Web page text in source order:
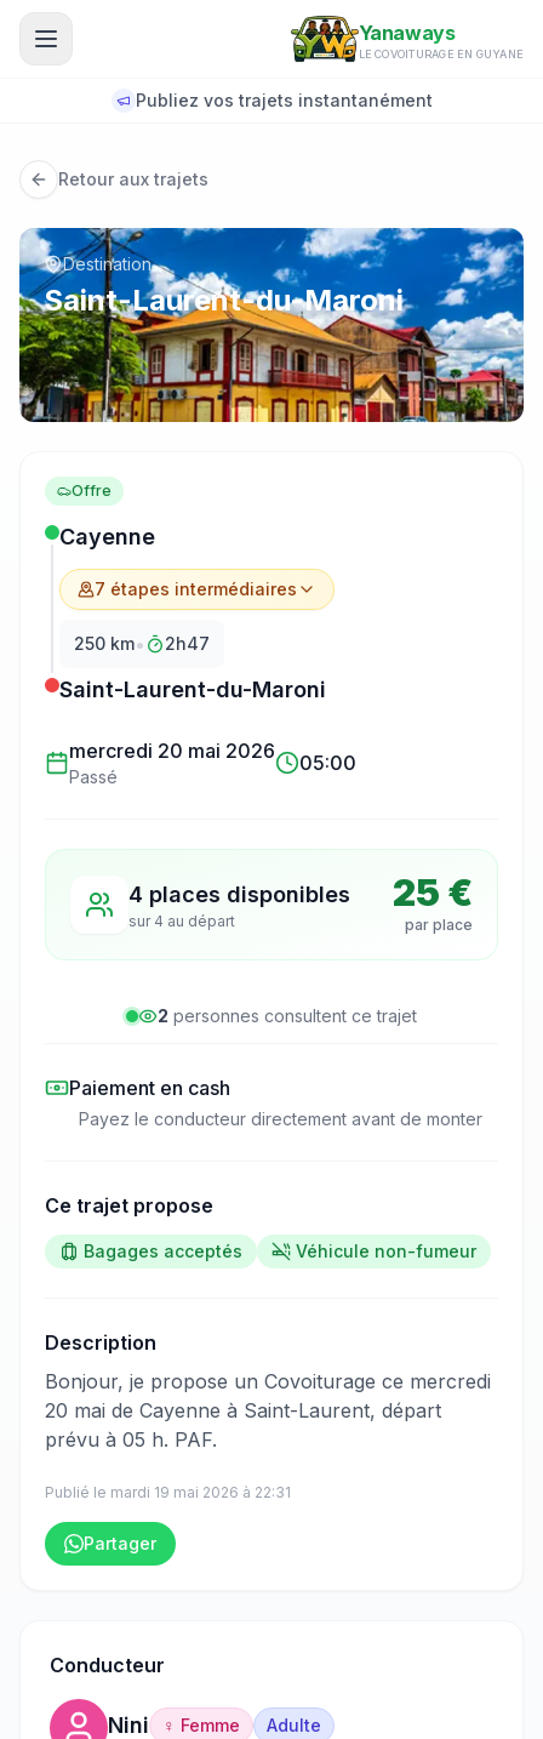
Aller au contenu principal
Yanaways
LE COVOITURAGE EN GUYANE
Publiez vos trajets instantanément
Retour aux trajets
Destination
Saint-Laurent-du-Maroni
Offre
Cayenne
7 étapes intermédiaires
250 km• 2h47
Saint-Laurent-du-Maroni
mercredi 20 mai 2026
Passé
05:00
4 places disponibles
sur 4 au départ
25 €
par place
2 personnes consultent ce trajet
Paiement en cash
Payez le conducteur directement avant de monter
Ce trajet propose
Bagages acceptés Véhicule non-fumeur
Description
​‌​‍​‌‌​​​‌‌​‌‌​‌‌​‌​‌‌‌​​​​​‌‌​​‌​​​‌‌​​‌​​​‌‌‌‌​‌​​‌‌​​​‌‌​​‌‌​‌‌​​‌‌‌​​‌​​​‌‌​​​​​​‌‌​​​​​​‌‌​​​‌​‌‌​‌‌​‌​​‌‌​​​‌​​‌‌​​‌​​‌‌​‌​‌‌​​‌‌​​​​​‌‌‌​‌​​​‌‌‌​​​​​​‌‌​‌​‌​​‌‌‌​​‌​‌‌​​​‌‌​‌‌‌​​​​​‌‌‌​​​​​​‌‌​‌‌​‍Bonjour, je propose un Covoiturage ce mercredi
20 mai de Cayenne à Saint-Laurent, départ
prévu à 05 h. PAF.
Publié le mardi 19 mai 2026 à 22:31
Partager
Conducteur
Nini ♀ Femme Adulte